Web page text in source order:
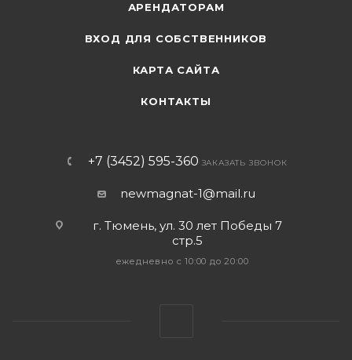
АРЕНДАТОРАМ
ВХОД ДЛЯ СОБСТВЕННИКОВ
КАРТА САЙТА
КОНТАКТЫ
+7 (3452) 595-360 ЗАКАЗАТЬ ЗВОНОК
newmagnat-1@mail.ru
г. Тюмень, ул. 30 лет Победы 7
стр.5
ежедневно с 10:00 до 20:00